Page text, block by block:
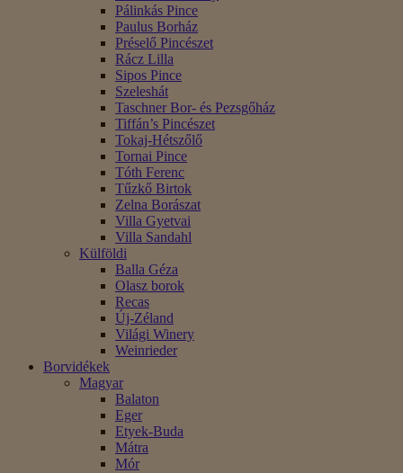
Pálinkás Pince
Paulus Borház
Préselő Pincészet
Rácz Lilla
Sipos Pince
Szeleshát
Taschner Bor- és Pezsgőház
Tiffán’s Pincészet
Tokaj-Hétszőlő
Tornai Pince
Tóth Ferenc
Tűzkő Birtok
Zelna Borászat
Villa Gyetvai
Villa Sandahl
Külföldi
Balla Géza
Olasz borok
Recas
Új-Zéland
Világi Winery
Weinrieder
Borvidékek
Magyar
Balaton
Eger
Etyek-Buda
Mátra
Mór